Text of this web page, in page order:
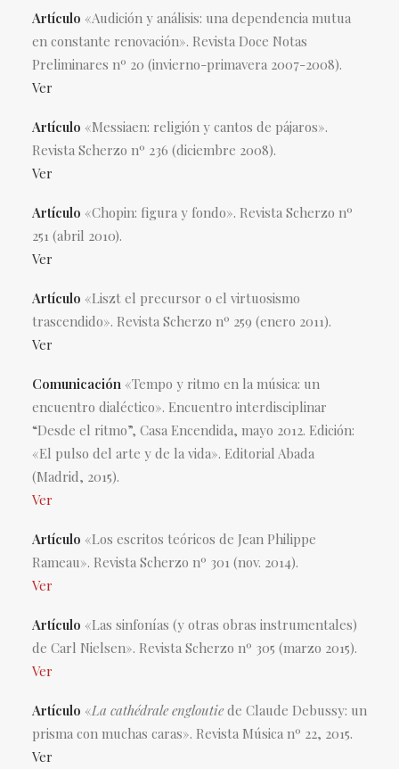
Artículo «Audición y análisis: una dependencia mutua
en constante renovación». Revista Doce Notas
Preliminares nº 20 (invierno-primavera 2007-2008).
Ver
Artículo «Messiaen: religión y cantos de pájaros».
Revista Scherzo nº 236 (diciembre 2008).
Ver
Artículo «Chopin: figura y fondo». Revista Scherzo nº
251 (abril 2010).
Ver
Artículo «Liszt el precursor o el virtuosismo
trascendido». Revista Scherzo nº 259 (enero 2011).
Ver
Comunicación «Tempo y ritmo en la música: un
encuentro dialéctico». Encuentro interdisciplinar
“Desde el ritmo”, Casa Encendida, mayo 2012. Edición:
«El pulso del arte y de la vida». Editorial Abada
(Madrid, 2015).
Ver
Artículo «Los escritos teóricos de Jean Philippe
Rameau». Revista Scherzo nº 301 (nov. 2014).
Ver
Artículo «Las sinfonías (y otras obras instrumentales)
de Carl Nielsen». Revista Scherzo nº 305 (marzo 2015).
Ver
Artículo «La cathédrale engloutie de Claude Debussy: un
prisma con muchas caras». Revista Música nº 22, 2015.
Ver